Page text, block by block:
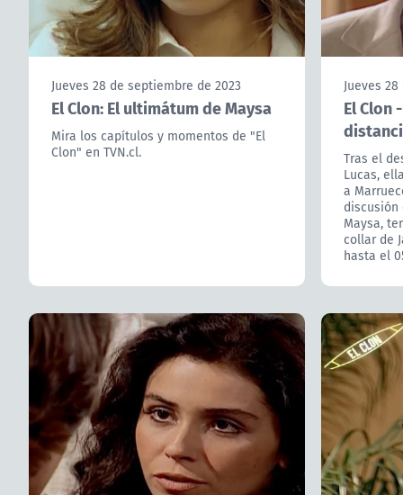
Jueves 28 de septiembre de 2023
El Clon: El ultimátum de Maysa
Mira los capítulos y momentos de "El
Clon" en TVN.cl.
Jueves
El Clon
Tras el
Lucas,
a
discusión
Maysa,
collar de
hasta el